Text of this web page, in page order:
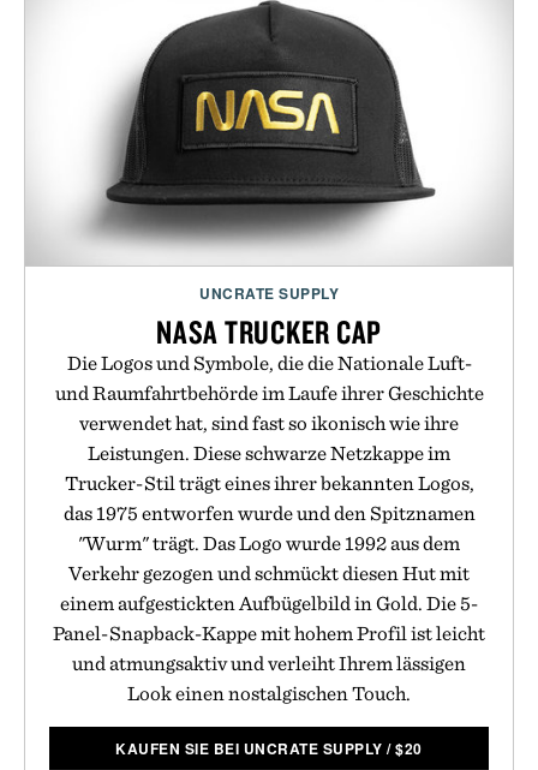
UNCRATE SUPPLY
NASA TRUCKER CAP
Die Logos und Symbole, die die Nationale Luft-
und Raumfahrtbehörde im Laufe ihrer Geschichte
verwendet hat, sind fast so ikonisch wie ihre
Leistungen. Diese schwarze Netzkappe im
Trucker-Stil trägt eines ihrer bekannten Logos,
das 1975 entworfen wurde und den Spitznamen
"Wurm" trägt. Das Logo wurde 1992 aus dem
Verkehr gezogen und schmückt diesen Hut mit
einem aufgestickten Aufbügelbild in Gold. Die 5-
Panel-Snapback-Kappe mit hohem Profil ist leicht
und atmungsaktiv und verleiht Ihrem lässigen
Look einen nostalgischen Touch.
KAUFEN SIE BEI UNCRATE SUPPLY /$20